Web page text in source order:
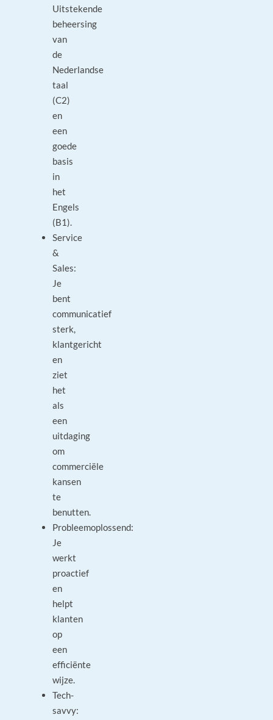
Uitstekende
beheersing
van
de
Nederlandse
taal
(C2)
en
een
goede
basis
in
het
Engels
(B1).
Service
&
Sales:
Je
bent
communicatief
sterk,
klantgericht
en
ziet
het
als
een
uitdaging
om
commerciële
kansen
te
benutten.
Probleemoplossend:
Je
werkt
proactief
en
helpt
klanten
op
een
efficiënte
wijze.
Tech-
savvy: